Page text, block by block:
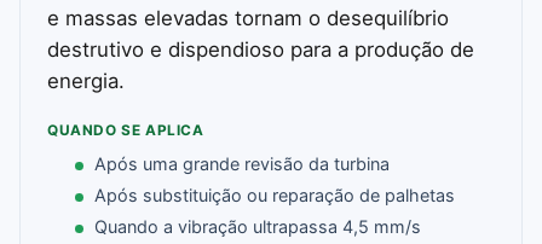
e massas elevadas tornam o desequilíbrio
destrutivo e dispendioso para a produção de
energia.
QUANDO SE APLICA
Após uma grande revisão da turbina
Após substituição ou reparação de palhetas
Quando a vibração ultrapassa 4,5 mm/s